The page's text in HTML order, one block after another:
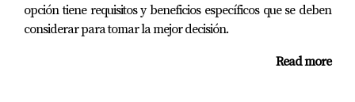
encontactarme. Estoy aquí para ayudarte a encontrar la
mejor opción para tu futuro hogar.
opción tiene requisitos y beneficios específicos que se deben
considerar para tomar la mejor decisión.
Read more